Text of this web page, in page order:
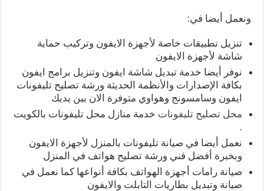
ونعمل أيضا في:
تنزيل تطبيقات خاصة لأجهزة الايفون وتركيب حماية
شاشة لأجهزة الايفون
نوفر أيضا خدمة تبديل شاشة ايفون وتنزيل برامج ايفون
بكافة الإصدارات والأنظمة الحديثة ورشة تصليح تليفونات
ايفون وسامسونج وهواوي متوفرة الان بين يديك
محل تصليح تليفونات خدمة منازل محل تليفونات بالكويت
.
نعمل أيضا في صيانة تليفونات بالمنزل لأجهزة الايفون
وبخبرة أفضل فني ورشة تصليح هواتف في المنزل
صيانة رامات أجهزة الهواتف بكافة أنواعها كما نعمل في
صيانة وتبديل بطاريات التابلت والايفون